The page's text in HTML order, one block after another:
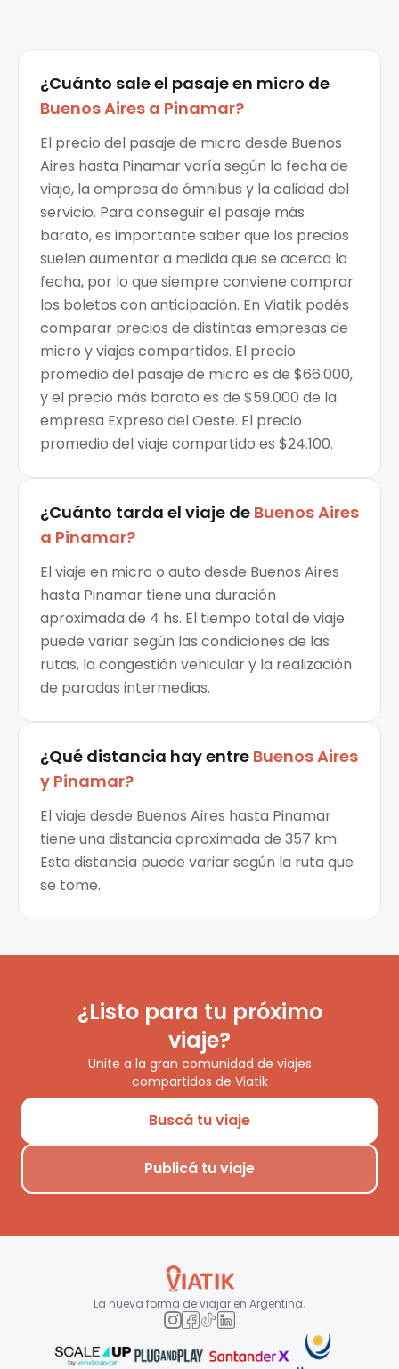
¿Cuánto sale el pasaje en micro de
Buenos Aires a Pinamar?
El precio del pasaje de micro desde Buenos
Aires hasta Pinamar varía según la fecha de
viaje, la empresa de ómnibus y la calidad del
servicio. Para conseguir el pasaje más
barato, es importante saber que los precios
suelen aumentar a medida que se acerca la
fecha, por lo que siempre conviene comprar
los boletos con anticipación. En Viatik podés
comparar precios de distintas empresas de
micro y viajes compartidos. El precio
promedio del pasaje de micro es de $66.000,
y el precio más barato es de $59.000 de la
empresa Expreso del Oeste. El precio
promedio del viaje compartido es $24.100.
¿Cuánto tarda el viaje de Buenos Aires
a Pinamar?
El viaje en micro o auto desde Buenos Aires
hasta Pinamar tiene una duración
aproximada de 4 hs. El tiempo total de viaje
puede variar según las condiciones de las
rutas, la congestión vehicular y la realización
de paradas intermedias.
¿Qué distancia hay entre Buenos Aires
y Pinamar?
El viaje desde Buenos Aires hasta Pinamar
tiene una distancia aproximada de 357 km.
Esta distancia puede variar según la ruta que
se tome.
¿Listo para tu próximo
viaje?
Unite a la gran comunidad de viajes
compartidos de Viatik
Buscá tu viaje
Publicá tu viaje
La nueva forma de viajar en Argentina.